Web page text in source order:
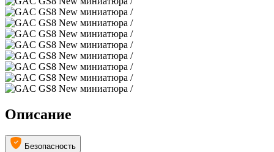
Описание
Безопасность